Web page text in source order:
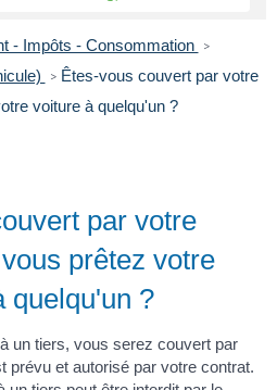
- Impôts - Consommation >
> Êtes-vous couvert par votre
voiture à quelqu'un ?
par votre
prêtez votre
quelqu'un ?
un tiers, vous serez couvert par
prévu et autorisé par votre contrat.